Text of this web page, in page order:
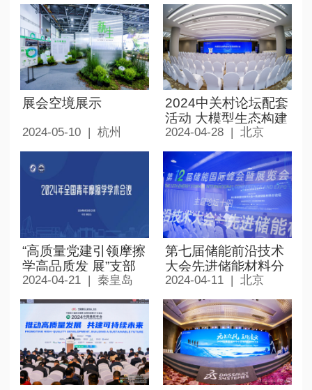
展会空境展示
2024-05-10 | 杭州
2024中关村论坛配套
活动 大模型生态构建
与应用发展大会
2024-04-28 | 北京
“高质量党建引领摩擦
学高品质发 展”支部
交流活动
2024-04-21 | 秦皇岛
第七届储能前沿技术
大会先进储能材料分
论坛
2024-04-11 | 北京